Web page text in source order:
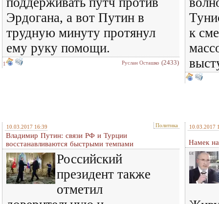
Эрдогана, а вот Путин в
трудную минуту протянул
ему руку помощи.
1 Руслан Осташко (2433)
к
10.03.2017 16:39 Политика
Владимир Путин: связи РФ и Турции
восстанавливаются быстрыми темпами
Российский
президент также
отметил
10.03.2017
Намек